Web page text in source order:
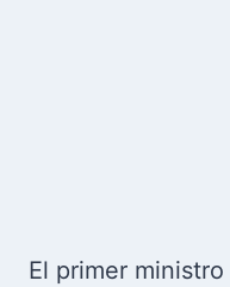
El primer